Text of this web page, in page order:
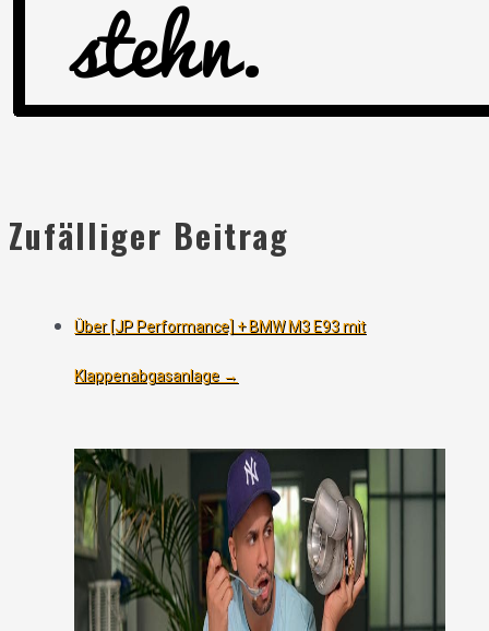
Zufälliger Beitrag
Über [JP Performance] + BMW M3 E93 mit
Klappenabgasanlage →